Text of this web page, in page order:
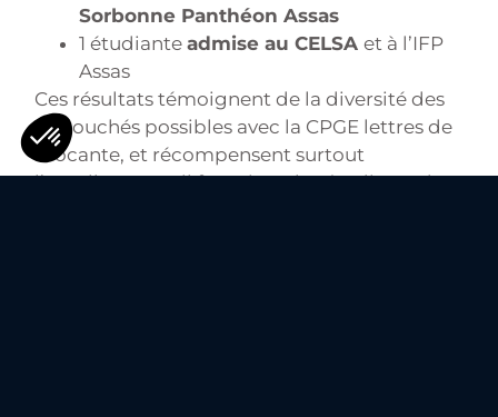
Sorbonne Panthéon Assas
1 étudianteadmise au CELSAet à l’IFP
Assas
Ces résultats témoignent de la diversité des
débouchés possibles avec la CPGE lettres de
Giocante, et récompensent surtout
l’excellent travail fourni par les étudiants de